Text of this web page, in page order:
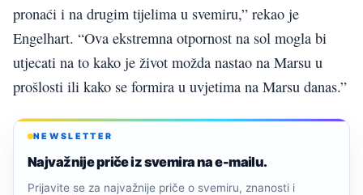
pronaći i na drugim tijelima u svemiru,” rekao je
Engelhart. “Ova ekstremna otpornost na sol mogla bi
utjecati na to kako je život možda nastao na Marsu u
prošlosti ili kako se formira u uvjetima na Marsu danas.”
NEWSLETTER
Najvažnije priče iz svemira na e-mailu.
Prijavite se za najvažnije priče o svemiru, znanosti i